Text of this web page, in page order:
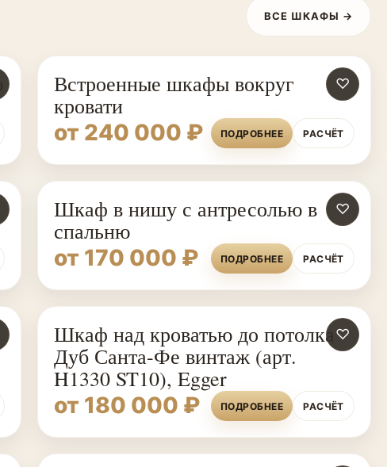
ВСЕ ШКАФЫ →
♡
Встроенные шкафы вокруг
кровати
от 240 000 ₽
ПОДРОБНЕЕ РАСЧЁТ
♡
Шкаф в нишу с антресолью в
спальню
от 170 000 ₽
ПОДРОБНЕЕ РАСЧЁТ
♡
Шкаф над кроватью до потолка
Дуб Санта-Фе винтаж (арт.
H1330 ST10), Egger
от 180 000 ₽
ПОДРОБНЕЕ РАСЧЁТ